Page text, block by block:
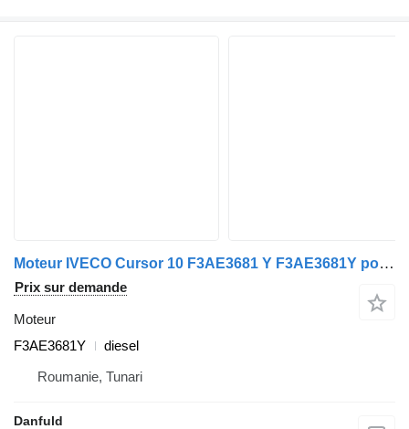
Moteur IVECO Cursor 10 F3AE3681 Y F3AE3681Y pour IVECO Stralis, Trakker Cross Reference - Komatsu, CLAAS, New Holland, FPT
Prix sur demande
Moteur
F3AE3681Y
diesel
Roumanie, Tunari
Danfuld